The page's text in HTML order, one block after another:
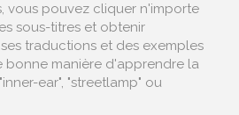
vous pouvez cliquer n'importe
sous-titres et obtenir
traductions et des exemples
bonne manière d'apprendre la
ear", "streetlamp" ou